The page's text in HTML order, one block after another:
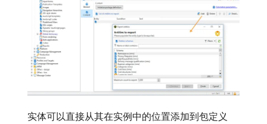
实体可以直接从其在实例中的位置添加到包定义